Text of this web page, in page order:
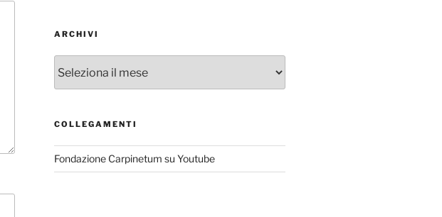
ARCHIVI
COLLEGAMENTI
Fondazione Carpinetum su Youtube